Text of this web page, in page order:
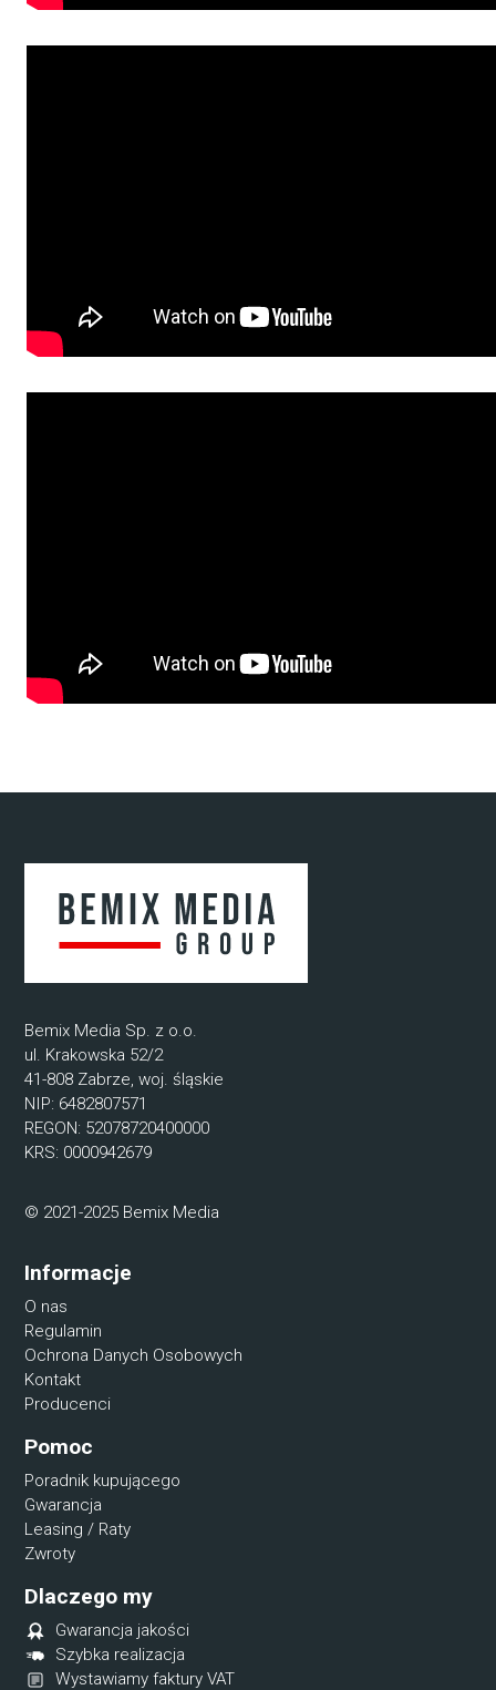
Bemix Media Sp. z o.o.
ul. Krakowska 52/2
41-808 Zabrze, woj. śląskie
NIP: 6482807571
REGON: 52078720400000
KRS: 0000942679
© 2021-2025 Bemix Media
Informacje
O nas
Regulamin
Ochrona Danych Osobowych
Kontakt
Producenci
Pomoc
Poradnik kupującego
Gwarancja
Leasing / Raty
Zwroty
Dlaczego my
Gwarancja jakości
Szybka realizacja
Wystawiamy faktury VAT